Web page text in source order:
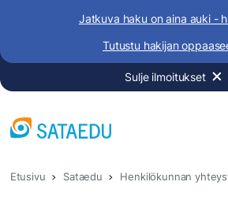
Jatkuva haku on aina auki -
Tutustu hakijan
Sulje ilmoitukset
Etusivu Sataedu Henkilökunnan